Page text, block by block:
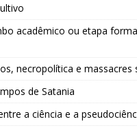
acadêmico ou etapa
necropolítica e massacres
de Satania
a ciência e a